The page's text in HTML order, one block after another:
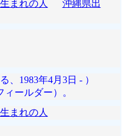
まれの人
沖縄県出
、1983年4月3日 - ）
ールダー）。
まれの人